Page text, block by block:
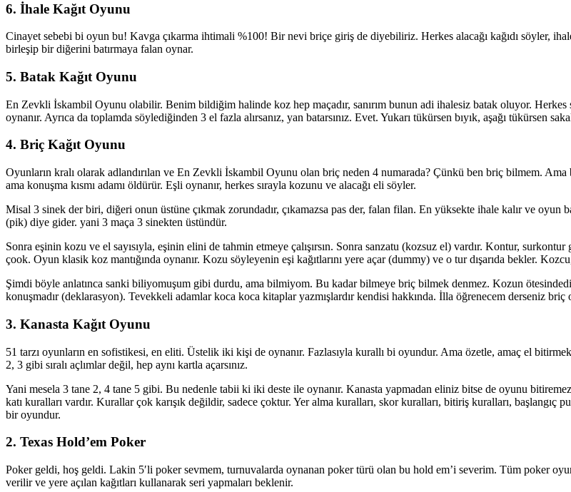
6. İhale Kağıt Oyunu
Cinayet sebebi bi oyun bu! Kavga çıkarma ihtimali %100! Bir nevi briçe giriş de diyebiliriz. Herkes alacağı kağıdı söyler,
birleşip bir diğerini batırmaya falan oynar.
5. Batak Kağıt Oyunu
En Zevkli İskambil Oyunu olabilir. Benim bildiğim halinde koz hep maçadır, sanırım bunun adi ihalesiz batak oluyor. Herkes
oynanır. Ayrıca da toplamda söylediğinden 3 el fazla alırsanız, yan batarsınız. Evet. Yukarı tükürsen bıyık, aşağı tükürsen
4. Briç Kağıt Oyunu
Oyunların kralı olarak adlandırılan ve En Zevkli İskambil Oyunu olan briç neden 4 numarada? Çünkü ben briç bilmem.
ama konuşma kısmı adamı öldürür. Eşli oynanır, herkes sırayla kozunu ve alacağı eli söyler.
Misal 3 sinek der biri, diğeri onun üstüne çıkmak zorundadır, çıkamazsa pas der, falan filan. En yüksekte ihale kalır ve
(pik) diye gider. yani 3 maça 3 sinekten üstündür.
Sonra eşinin kozu ve el sayısıyla, eşinin elini de tahmin etmeye çalışırsın. Sonra sanzatu (kozsuz el) vardır. Kontur,
çook. Oyun klasik koz mantığında oynanır. Kozu söyleyenin eşi kağıtlarını yere açar (dummy) ve o tur dışarıda bekler.
Şimdi böyle anlatınca sanki biliyomuşum gibi durdu, ama bilmiyom. Bu kadar bilmeye briç bilmek denmez. Kozun
konuşmadır (deklarasyon). Tevekkeli adamlar koca koca kitaplar yazmışlardır kendisi hakkında. İlla öğrenecem derseniz
3. Kanasta Kağıt Oyunu
51 tarzı oyunların en sofistikesi, en eliti. Üstelik iki kişi de oynanır. Fazlasıyla kurallı bi oyundur. Ama özetle, amaç el
2, 3 gibi sıralı açlımlar değil, hep aynı kartla açarsınız.
Yani mesela 3 tane 2, 4 tane 5 gibi. Bu nedenle tabii ki iki deste ile oynanır. Kanasta yapmadan eliniz bitse de oyunu
katı kuralları vardır. Kurallar çok karışık değildir, sadece çoktur. Yer alma kuralları, skor kuralları, bitiriş kuralları,
bir oyundur.
2. Texas Hold’em Poker
Poker geldi, hoş geldi. Lakin 5′li poker sevmem, turnuvalarda oynanan poker türü olan bu hold em’i severim. Tüm poker
verilir ve yere açılan kağıtları kullanarak seri yapmaları beklenir.